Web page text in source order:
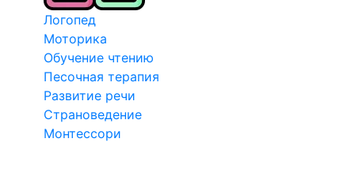
Логопед
Моторика
Обучение чтению
Песочная терапия
Развитие речи
Страноведение
Монтессори